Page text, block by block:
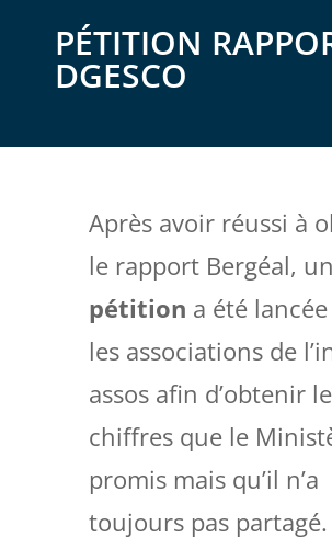
PÉTITION
DGESCO
Après avoir réussi à
le rapport Bergéal,
pétition a été
les associations de
assos afin d’obtenir
chiffres que le
promis mais qu’il n’a
toujours pas partagé.